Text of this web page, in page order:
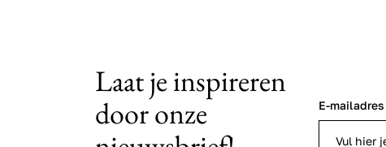
Laat je inspireren
door onze
E-mailadres